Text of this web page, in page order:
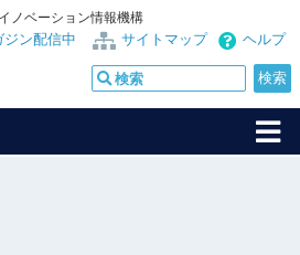
ノベーション情報機構
ヘルプ
サイトマップ
ジン配信中